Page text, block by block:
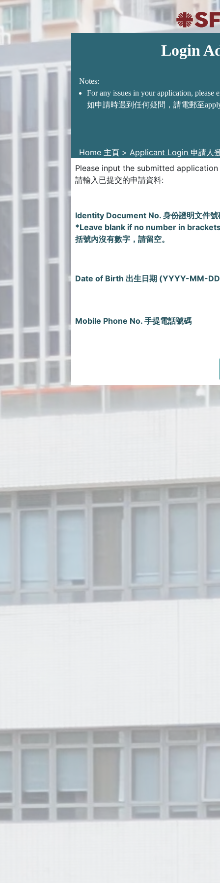
Login
Notes:
For any issues in your application, please
如申請時遇到任何疑問，請電郵至
Home 主頁 > Applicant Login 申請人
Please input the submitted
請輸入已提交的申請資料:
Identity Document No. 身份證明文件號
*Leave blank if no number in
括號內沒有數字，請留空。
Date of Birth 出生日期 (YYYY-MM-
Mobile Phone No. 手提電話號碼